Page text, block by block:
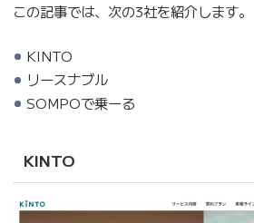
この記事では、次の3社を紹介します。
KINTO
リースナブル
SOMPOで乗ーる
KINTO